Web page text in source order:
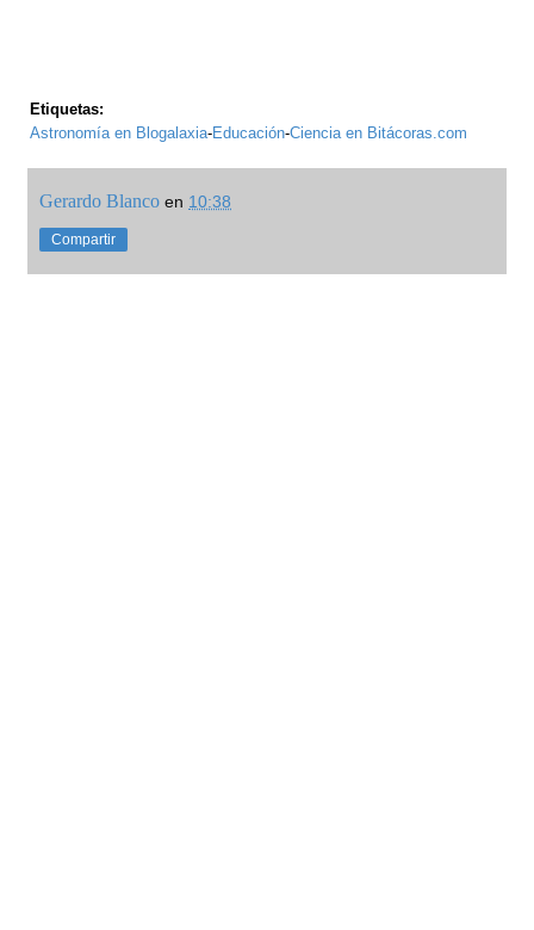
Etiquetas:
Astronomía en Blogalaxia-Educación-Ciencia en Bitácoras.com
Gerardo Blanco en 10:38
Compartir